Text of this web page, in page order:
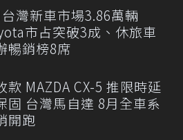
灣新車市場3.86萬輛
市占突破3成、休旅車
暢銷榜8席
款 MAZDA CX-5 推限時延
固 台灣馬自達 8月全車系
開跑